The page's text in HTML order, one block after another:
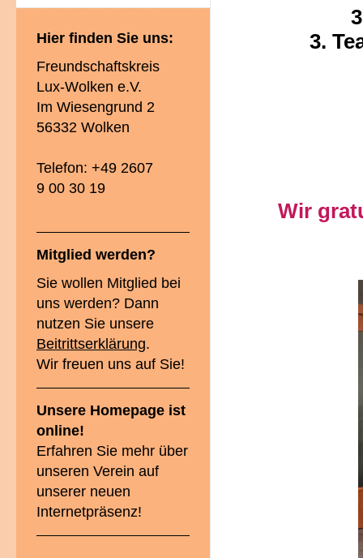
3.
Wir
Hier finden Sie uns:
Freundschaftskreis
Lux-Wolken e.V.
Im Wiesengrund 2
56332 Wolken
Telefon: +49 2607
9 00 30 19
Mitglied werden?
Sie wollen Mitglied bei
uns werden? Dann
nutzen Sie unsere
Beitrittserklärung.
Wir freuen uns auf Sie!
Unsere Homepage ist
online!
Erfahren Sie mehr über
unseren Verein auf
unserer neuen
Internetpräsenz!